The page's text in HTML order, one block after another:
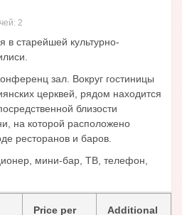
2
в старейшей культурно-
зал. Вокруг гостиницы
церквей, рядом находится
близости
на которой расположено
ресторанов и баров.
мини-бар, ТВ, телефон,
Price per Additional